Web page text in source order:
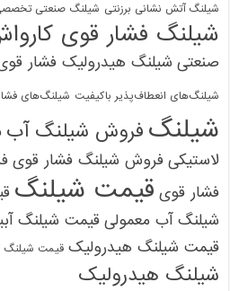
شیلنگ آتش نشانی برزنتی شیلنگ صنعتی
شیلنگ فشار قوی
صنعتی شیلنگ هیدرولیک فشار
شیلنگ‌های انعطاف‌پذیر باکیفیت شیلنگ‌های
شیلنگ فروش شیلنگ آب
لاستیکی فروش شیلنگ فشار قوی
فشار قوی قیمت شیلنگ
شیلنگ آب معمولی قیمت شیلنگ
قیمت شیلنگ هیدرولیک قیمت شیلنگ
شیلنگ هیدرولیک